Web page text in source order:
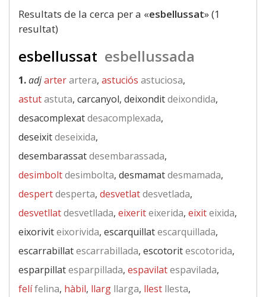
Resultats de la cerca per a «esbellussat» (1
resultat)
esbellussat esbellussada
1.adjarterartera, astuciós astuciosa,
astutastuta, carcanyol, deixonditdeixondida,
desacomplexatdesacomplexada,
deseixitdeseixida,
desembarassatdesembarassada,
desimboltdesimbolta, desmamatdesmamada,
despertdesperta, desvetlatdesvetlada,
desvetllatdesvetllada, eixeriteixerida, eixiteixida,
eixoriviteixorivida, escarquillatescarquillada,
escarrabillatescarrabillada, escotoritescotorida,
esparpillatesparpillada, espavilatespavilada,
felífelina, hàbil, llarg llarga, llest llesta,